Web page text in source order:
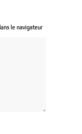
le navigateur